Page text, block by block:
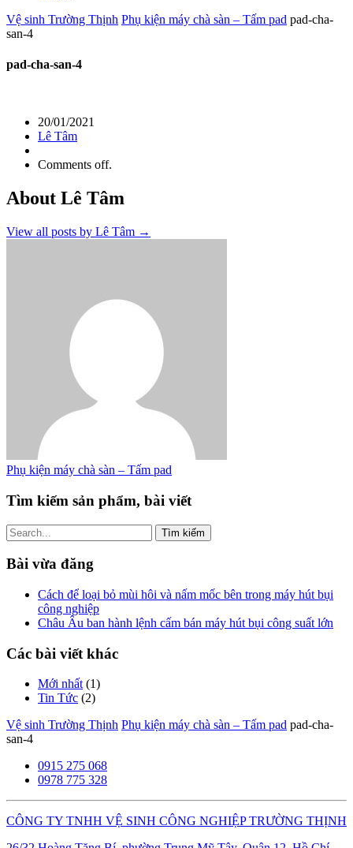
Vệ sinh Trường Thịnh Phụ kiện máy chà sàn – Tấm pad pad-cha-
san-4
pad-cha-san-4
20/01/2021
Lê Tâm
Comments off.
About Lê Tâm
View all posts by Lê Tâm →
Phụ kiện máy chà sàn – Tấm pad
Tìm kiếm sản phẩm, bài viết
Tìm
kiếm
cho:
Bài vừa đăng
Cách để loại bỏ mùi hôi và nấm mốc bên trong máy hút bụi
công nghiệp
Châu Âu ban hành lệnh cấm bán máy hút bụi công suất lớn
Các bài viết khác
Mới nhất(1)
Tin Tức (2)
Vệ sinh Trường Thịnh Phụ kiện máy chà sàn – Tấm pad pad-cha-
san-4
0915 275 068
0978 775 328
CÔNG TY TNHH VỆ SINH CÔNG NGHIỆP TRƯỜNG THỊNH